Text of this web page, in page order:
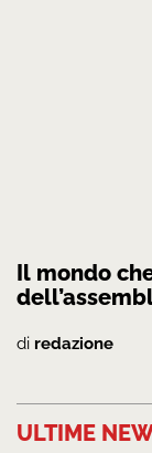
Il mondo
di redazione
ULTIME